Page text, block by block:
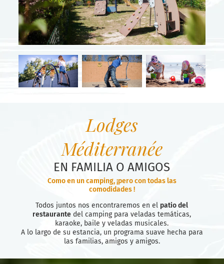
Lodges
Méditerranée
EN FAMILIA O AMIGOS
Como en un camping, ¡pero con todas las
comodidades !
Todos juntos nos encontraremos en el patio del
restaurante del camping para veladas temáticas,
karaoke, baile y veladas musicales.
A lo largo de su estancia, un programa suave hecha para
las familias, amigos y amigos.